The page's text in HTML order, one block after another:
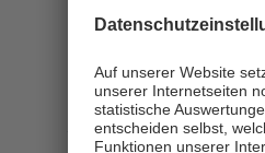
Für uns ist es
Körpergefühl
bietet einen
während der